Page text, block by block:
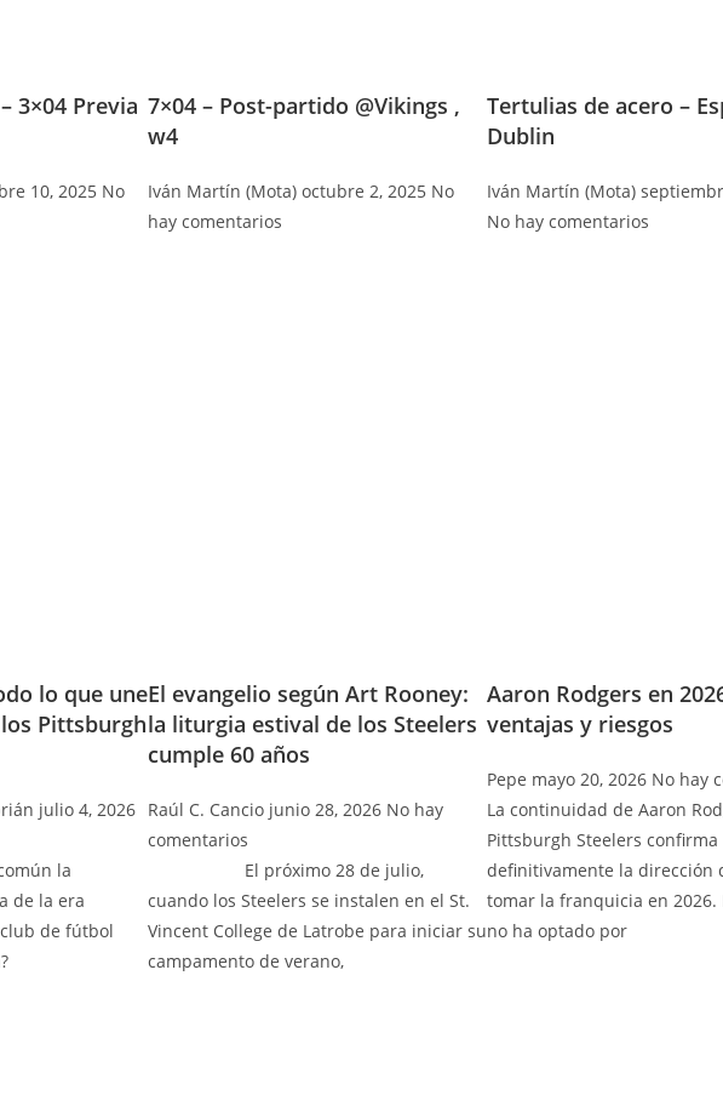
3×04 Previa
10, 2025 No
7×04 – Post-partido @Vikings ,
w4
Iván Martín (Mota) octubre 2, 2025 No
hay comentarios
Tertulias de acero –
Dublin
Iván Martín (Mota)
No hay comentarios
lo que une
Pittsburgh
julio 4, 2026
la
de la era
de fútbol
El evangelio según Art Rooney:
la liturgia estival de los Steelers
cumple 60 años
Raúl C. Cancio junio 28, 2026 No hay
comentarios
El próximo 28 de julio,
cuando los Steelers se instalen en el St.
Vincent College de Latrobe para iniciar su
campamento de verano,
Aaron Rodgers en
ventajas y riesgos
Pepe mayo 20, 2026 No hay
La continuidad de Aaron
Pittsburgh Steelers confirma
definitivamente la dirección
tomar la franquicia en 2026.
no ha optado por